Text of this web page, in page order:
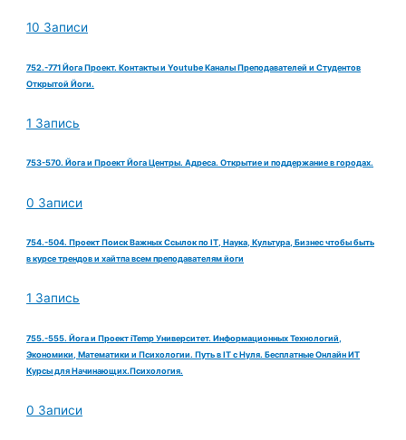
10 Записи
752.-771 Йога Проект. Контакты и Youtube Каналы Преподавателей и Студентов
Открытой Йоги.
1 Запись
753-570. Йога и Проект Йога Центры. Адреса. Открытие и поддержание в городах.
0 Записи
754.-504. Проект Поиск Важных Ссылок по IT, Наука, Культура, Бизнес чтобы быть
в курсе трендов и хайтпа всем преподавателям йоги
1 Запись
755.-555. Йога и Проект iTemp Университет. Информационных Технологий,
Экономики, Математики и Психологии. Путь в IT с Нуля. Бесплатные Онлайн ИТ
Курсы для Начинающих.Психология.
0 Записи